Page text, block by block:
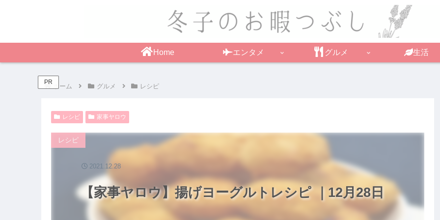
Home エンタメ グルメ 生活
PR
ホーム グルメ レシピ
レシピ 家事ヤロウ
【家事ヤロウ】揚げヨーグルトレシピ ｜12月28日
レシピ
2021.12.28